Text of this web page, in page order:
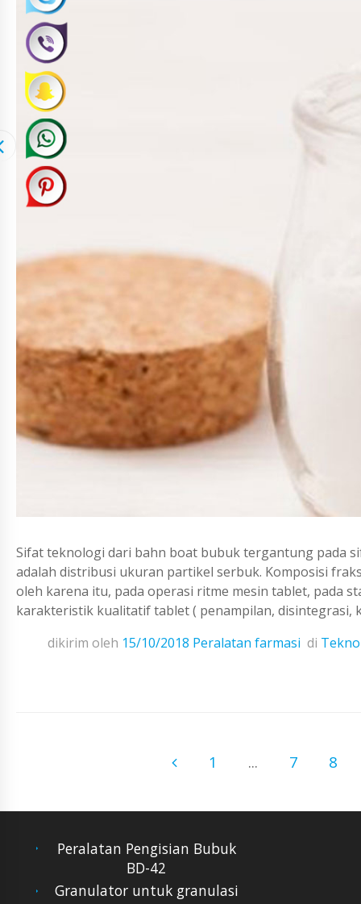
Sifat teknologi dari bahn boat bubuk tergantung pada
adalah distribusi ukuran partikel serbuk. Komposisi
oleh karena itu, pada operasi ritme mesin tablet, pada
karakteristik kualitatif tablet ( penampilan, disintegrasi,
dikirim oleh 15/10/2018 Peralatan farmasi di
1 ... 7 8
Peralatan Pengisian Bubuk
BD-42
Granulator untuk granulasi